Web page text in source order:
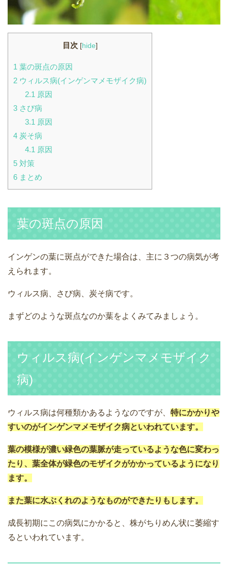
目次 [hide]
1 葉の斑点の原因
2 ウィルス病(インゲンマメモザイク病)
2.1原因
3 さび病
3.1原因
4 炭そ病
4.1原因
5 対策
6 まとめ
葉の斑点の原因
インゲンの葉に斑点ができた場合は、主に３つの病気が考
えられます。
ウィルス病、さび病、炭そ病です。
まずどのような斑点なのか葉をよくみてみましょう。
ウィルス病(インゲンマメモザイク
病)
ウィルス病は何種類かあるようなのですが、 特にかかりや
すいのがインゲンマメモザイク病といわれています。
葉の模様が濃い緑色の葉脈が走っているような色に変わっ
たり、葉全体が緑色のモザイクがかかっているようになり
ます。
また葉に水ぶくれのようなものができたりもします。
成長初期にこの病気にかかると、株がちりめん状に萎縮す
るといわれています。